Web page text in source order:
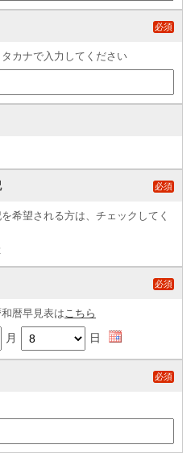
必須
カナで入力してください
必須
希望される方は、チェックしてく
必須
暦早見表はこちら
月 日
必須